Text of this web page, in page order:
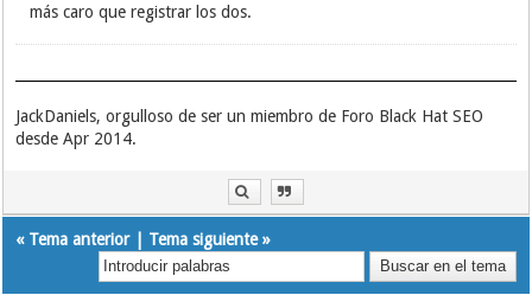
más caro que registrar los dos.
JackDaniels, orgulloso de ser un miembro de Foro Black Hat SEO
desde Apr 2014.
« Tema anterior| Tema siguiente»